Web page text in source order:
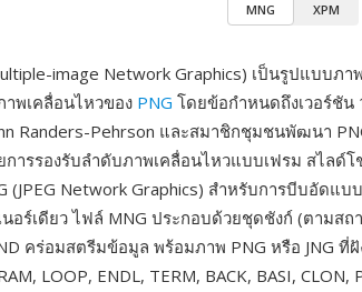
MNG XPM
image Network Graphics) เป็นรูปแบบ
าพเคลื่อนไหวของ PNG โดยข้อกำหนดถึงเวอร์ชั
Randers-Pehrson และสมาชิกชุมชนพัฒนา
การรองรับลำดับภาพเคลื่อนไหวแบบเฟรม สไล
(JPEG Network Graphics) สำหรับการบีบอัดแ
นอร์เดียว ไฟล์ MNG ประกอบด้วยชุดชังก์ (ตามส
คร่อมสตรีมข้อมูล พร้อมภาพ PNG หรือ JNG ที่
LOOP, ENDL, TERM, BACK, BASI,